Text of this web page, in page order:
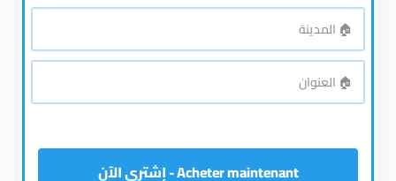
الهاتف*
🏠
المدينة*
🏠
العنوان*
Acheter maintenant - إشتري الآن